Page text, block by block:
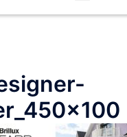
umschalten